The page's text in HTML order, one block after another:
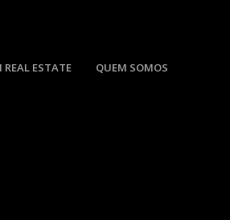
REAL ESTATE QUEM SOMOS